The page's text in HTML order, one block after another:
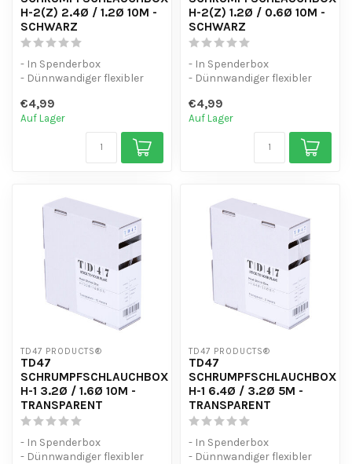
H-2(Z) 2.4Ø / 1.2Ø 10M -
SCHWARZ
- In Spenderbox
- Dünnwandiger flexibler
- UV-beständig
€4,99
Auf Lager
H-2(Z) 1.2Ø / 0.6Ø 10M -
SCHWARZ
- In Spenderbox
- Dünnwandiger flexibler
- UV-beständig
€4,99
Auf Lager
TD47 PRODUCTS®
TD47
SCHRUMPFSCHLAUCHBOX
H-1 3.2Ø / 1.6Ø 10M -
TRANSPARENT
- In Spenderbox
- Dünnwandiger flexibler
TD47 PRODUCTS®
TD47
SCHRUMPFSCHLAUCHBOX
H-1 6.4Ø / 3.2Ø 5M -
TRANSPARENT
- In Spenderbox
- Dünnwandiger flexibler